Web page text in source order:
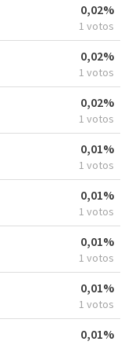
0,02%
1 votos
0,02%
1 votos
0,02%
1 votos
0,01%
1 votos
0,01%
1 votos
0,01%
1 votos
0,01%
1 votos
0,01%